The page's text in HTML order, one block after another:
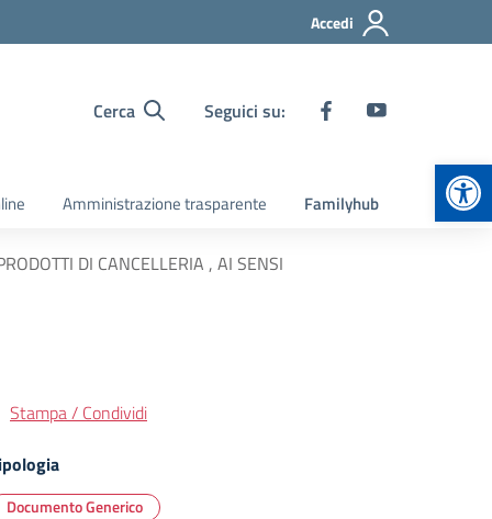
Accedi
Cerca Seguici su:
Amministrazione trasparente Familyhub
DI CANCELLERIA , AI SENSI
Stampa / Condividi
Documento Generico